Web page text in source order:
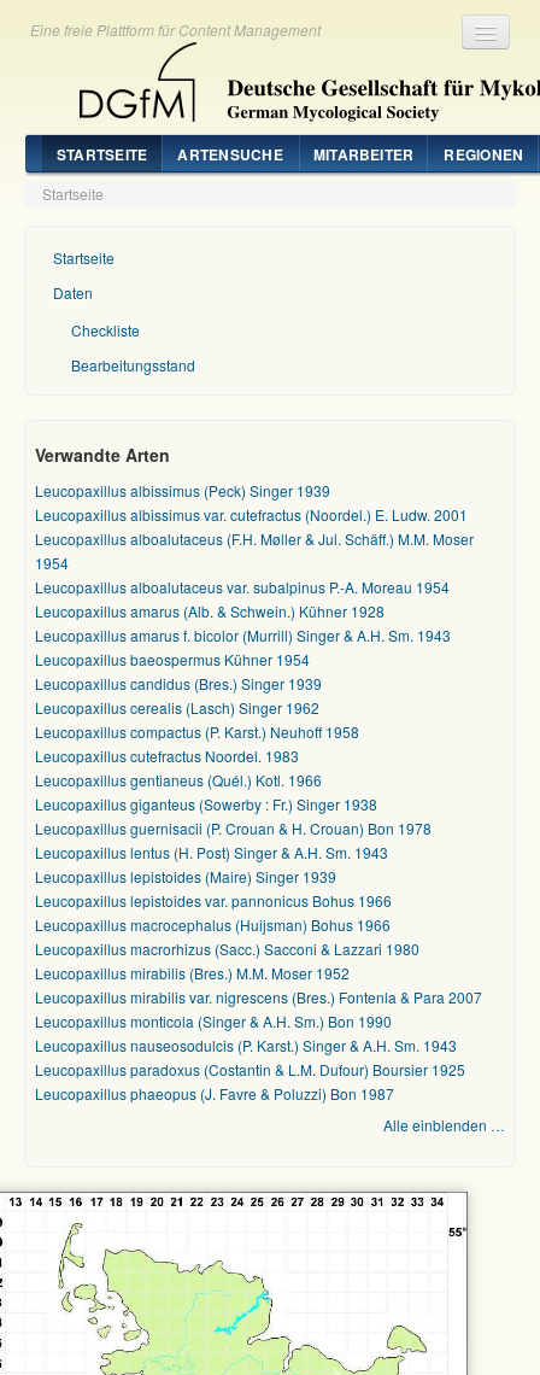
Eine freie Plattform für Content Management
STARTSEITE ARTENSUCHE MITARBEITER REGIONEN
Startseite
Startseite
Daten
Checkliste
Bearbeitungsstand
Verwandte Arten
Leucopaxillus albissimus (Peck) Singer 1939
Leucopaxillus albissimus var. cutefractus (Noordel.) E. Ludw. 2001
Leucopaxillus alboalutaceus (F.H. Møller & Jul. Schäff.) M.M. Moser
1954
Leucopaxillus alboalutaceus var. subalpinus P.-A. Moreau 1954
Leucopaxillus amarus (Alb. & Schwein.) Kühner 1928
Leucopaxillus amarus f. bicolor (Murrill) Singer & A.H. Sm. 1943
Leucopaxillus baeospermus Kühner 1954
Leucopaxillus candidus (Bres.) Singer 1939
Leucopaxillus cerealis (Lasch) Singer 1962
Leucopaxillus compactus (P. Karst.) Neuhoff 1958
Leucopaxillus cutefractus Noordel. 1983
Leucopaxillus gentianeus (Quél.) Kotl. 1966
Leucopaxillus giganteus (Sowerby : Fr.) Singer 1938
Leucopaxillus guernisacii (P. Crouan & H. Crouan) Bon 1978
Leucopaxillus lentus (H. Post) Singer & A.H. Sm. 1943
Leucopaxillus lepistoides (Maire) Singer 1939
Leucopaxillus lepistoides var. pannonicus Bohus 1966
Leucopaxillus macrocephalus (Huijsman) Bohus 1966
Leucopaxillus macrorhizus (Sacc.) Sacconi & Lazzari 1980
Leucopaxillus mirabilis (Bres.) M.M. Moser 1952
Leucopaxillus mirabilis var. nigrescens (Bres.) Fontenla & Para 2007
Leucopaxillus monticola (Singer & A.H. Sm.) Bon 1990
Leucopaxillus nauseosodulcis (P. Karst.) Singer & A.H. Sm. 1943
Leucopaxillus paradoxus (Costantin & L.M. Dufour) Boursier 1925
Leucopaxillus phaeopus (J. Favre & Poluzzi) Bon 1987
Alle einblenden …